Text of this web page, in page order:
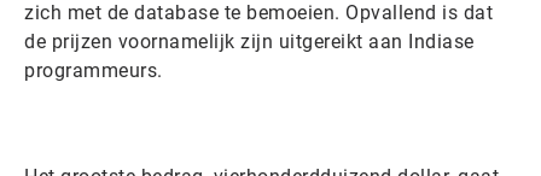
zich met de database te bemoeien. Opvallend is dat
de prijzen voornamelijk zijn uitgereikt aan Indiase
programmeurs.